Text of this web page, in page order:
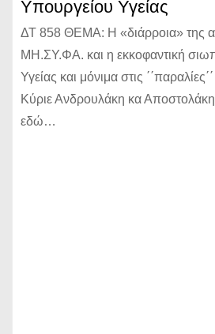
Υπουργείου Υγείας
ΔΤ 858 ΘΕΜΑ: Η «διάρροια» της
ΜΗ.ΣΥ.ΦΑ. και η εκκοφαντική
Υγείας και μόνιμα στις
Κύριε Ανδρουλάκη κα Αποστολάκη
εδώ…